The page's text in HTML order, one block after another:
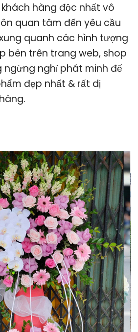
hàng độc nhất vô
quan tâm đến yêu cầu
quanh các hình tượng
bên trên trang web, shop
ngừng nghỉ phát minh để
đẹp nhất & rất dị